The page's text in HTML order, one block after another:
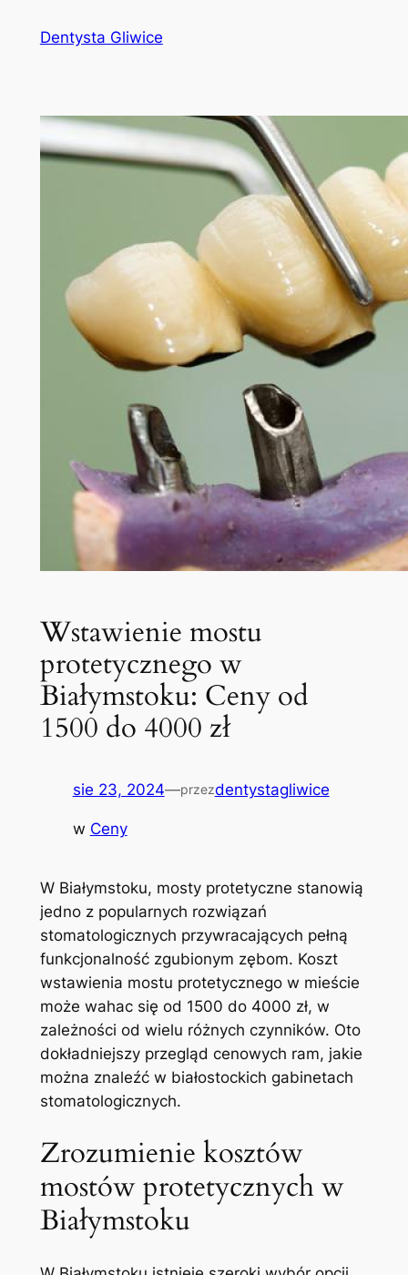
Dentysta Gliwice
Wstawienie mostu
protetycznego w
Białymstoku: Ceny od
1500 do 4000 zł
sie 23, 2024—przezdentystagliwice
w Ceny
W Białymstoku, mosty⁤ protetyczne stanowią
jedno z‍ popularnych rozwiązań‌
stomatologicznych przywracających pełną
funkcjonalność⁤ zgubionym zębom.⁢ Koszt ​
wstawienia mostu protetycznego w mieście
może wahac się od 1500 do 4000 zł, ⁤w⁤
zależności od wielu różnych czynników. ​Oto
dokładniejszy przegląd cenowych ram, jakie
można znaleźć⁢ w białostockich gabinetach
stomatologicznych.
Zrozumienie kosztów⁢
mostów protetycznych w
Białymstoku